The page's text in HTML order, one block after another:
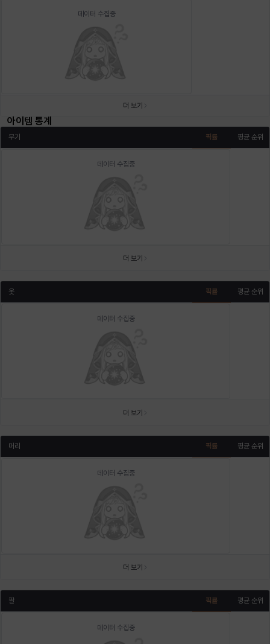
데이터 수집중
더 보기
아이템 통계
무기 픽률 평균 순위
데이터 수집중
더 보기
옷 픽률 평균 순위
데이터 수집중
더 보기
머리 픽률 평균 순위
데이터 수집중
더 보기
팔 픽률 평균 순위
데이터 수집중